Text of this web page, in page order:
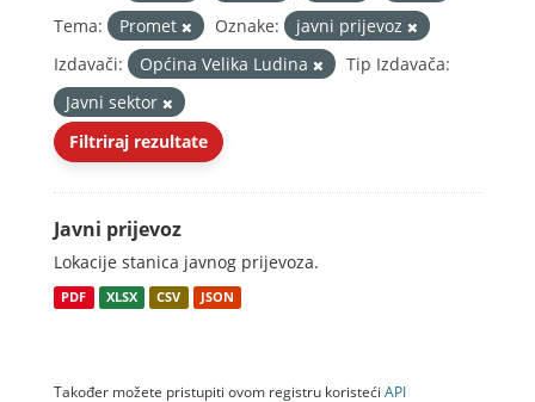
Tema:
Promet Oznake:
javni prijevoz
Izdavači:
Općina Velika Ludina
Tip Izdavača:
Javni sektor
Filtriraj rezultate
Javni prijevoz
Lokacije stanica javnog prijevoza.
PDF XLSX CSV JSON
Također možete pristupiti ovom registru koristeći API